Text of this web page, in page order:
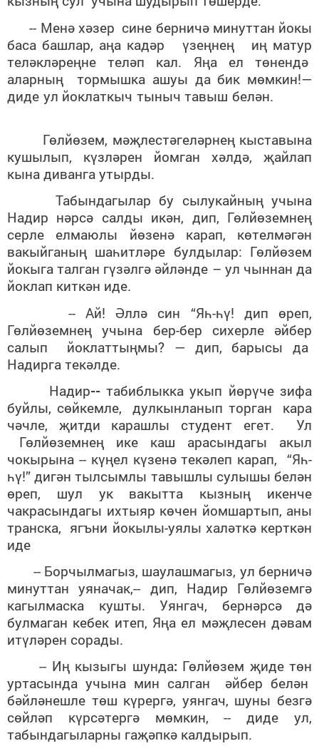
-- Менә хәзер сине берничә минуттан йокы
баса башлар, аңа кадәр үзеңнең иң матур
теләкләреңне теләп кал. Яңа ел төнендә
аларның тормышка ашуы да бик мөмкин!—
диде ул йоклаткыч тыныч тавыш белән.
Гөлйөзем, мәҗлестәгеләрнең кыставына
кушылып, күзләрен йомган хәлдә, җайлап
кына диванга утырды.
Табындагылар бу сылукайның учына
Надир нәрсә салды икән, дип, Гөлйөземнең
серле елмаюлы йөзенә карап, көтелмәгән
вакыйганың шаһитләре булдылар: Гөлйөзем
йокыга талган гүзәлгә әйләнде – ул чыннан да
йоклап киткән иде.
-- Ай! Әллә син “Яһ-һү! дип өреп,
Гөлйөземнең учына бер-бер сихерле әйбер
салып йоклаттыңмы? — дип, барысы да
Надирга текәлде.
Надир--табиблыкка укып йөрүче зифа
буйлы, сөйкемле, дулкынланып торган кара
чәчле, җитди карашлы студент егет. Ул
Гөлйөземнең ике каш арасындагы акыл
чокырына -- күңел күзенә текәлеп карап, “Яһ-
һү!” дигән тылсымлы тавышлы сулышы белән
өреп, шул ук вакытта кызның икенче
чакрасындагы ихтыяр көчен йомшартып, аны
транска, ягъни йокылы-уялы халәткә керткән
иде
-- Борчылмагыз, шаулашмагыз, ул берничә
минуттан уяначак,-- дип, Надир Гөлйөземгә
кагылмаска кушты. Уянгач, бернәрсә дә
булмаган кебек итеп, Яңа ел мәҗлесен дәвам
итүләрен сорады.
-- Иң кызыгы шунда: Гөлйөзем җиде төн
уртасында учына мин салган әйбер белән
бәйләнешле төш күрергә, уянгач, шуны безгә
сөйләп күрсәтергә мөмкин, -- диде ул,
табындагыларны гаҗәпкә калдырып.